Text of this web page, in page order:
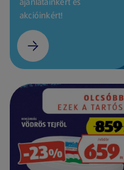
akcióinkért!